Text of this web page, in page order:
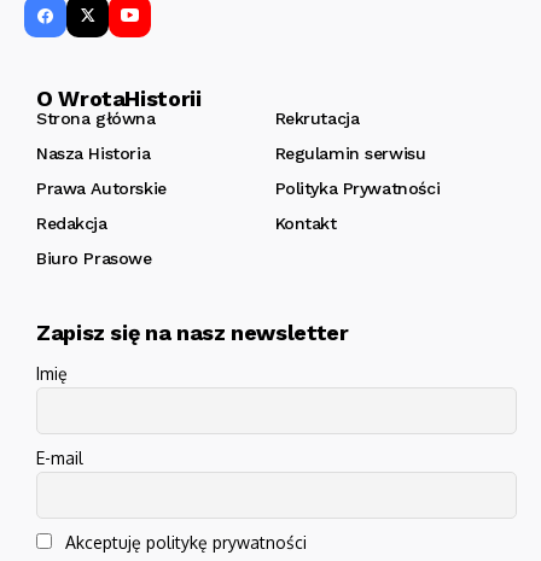
O WrotaHistorii
Strona główna
Rekrutacja
Nasza Historia
Regulamin serwisu
Prawa Autorskie
Polityka Prywatności
Redakcja
Kontakt
Biuro Prasowe
Zapisz się na nasz newsletter
Imię
E-mail
Akceptuję politykę prywatności